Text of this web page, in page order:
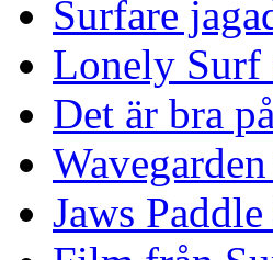
Surfare
Lonely Surf
Det är bra
Jaws